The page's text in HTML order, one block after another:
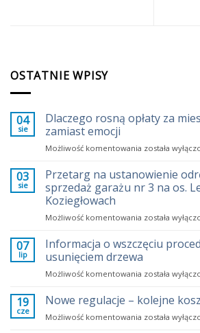
OSTATNIE WPISY
04
sie
Dlaczego rosną opłaty za
zamiast emocji
Możliwość komentowania Dlaczego
opłaty
za
mieszkania?
zamiast
została
03
sie
Przetarg na ustanowienie
sprzedaż garażu nr 3 na os.
Koziegłowach
Możliwość komentowania Przetarg
ustanowienie
odrębnej
i
garażu
3
została
07
lip
Informacja o wszczęciu
usunięciem drzewa
Możliwość komentowania Informacja
wszczęciu
procedury
związanej
została
19
cze
Nowe regulacje – kolejne
Możliwość komentowania Nowe
została